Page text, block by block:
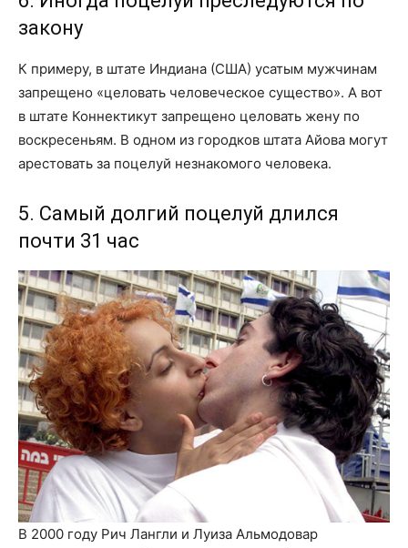
закону
К примеру, в штате Индиана (США) усатым мужчинам
запрещено «целовать человеческое существо». А вот
в штате Коннектикут запрещено целовать жену по
воскресеньям. В одном из городков штата Айова могут
арестовать за поцелуй незнакомого человека.
5. Самый долгий поцелуй длился
почти 31 час
В 2000 году Рич Лангли и Луиза Альмодовар